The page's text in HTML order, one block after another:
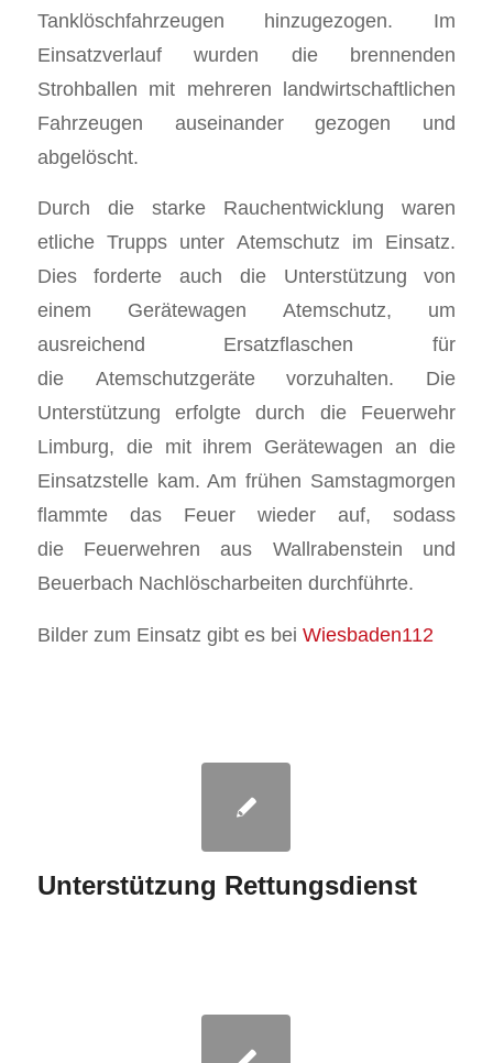
Tanklöschfahrzeugen hinzugezogen. Im
Einsatzverlauf wurden die brennenden
Strohballen mit mehreren landwirtschaftlichen
Fahrzeugen auseinander gezogen und
abgelöscht.
Durch die starke Rauchentwicklung waren
etliche Trupps unter Atemschutz im Einsatz.
Dies forderte auch die Unterstützung von
einem Gerätewagen Atemschutz, um
ausreichend Ersatzflaschen für
die Atemschutzgeräte vorzuhalten. Die
Unterstützung erfolgte durch die Feuerwehr
Limburg, die mit ihrem Gerätewagen an die
Einsatzstelle kam. Am frühen Samstagmorgen
flammte das Feuer wieder auf, sodass
die Feuerwehren aus Wallrabenstein und
Beuerbach Nachlöscharbeiten durchführte.
Bilder zum Einsatz gibt es bei Wiesbaden112
Unterstützung Rettungsdienst